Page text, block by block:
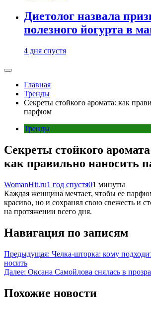
Диетолог назвала
полезного йогурта в
4 дня спустя
Главная
Тренды
Секреты стойкого аромата: как
парфюм
Тренды
Секреты стойкого
как правильно наносить
WomanHit.ru1 год спустя01 минуты
Каждая женщина мечтает, чтобы ее
красиво, но и сохранял свою свежесть и
на протяжении всего дня.
Навигация по записям
Предыдущая: Челка-шторка: кому
носить
Далее: Оксана Самойлова снялась в
Похожие новости